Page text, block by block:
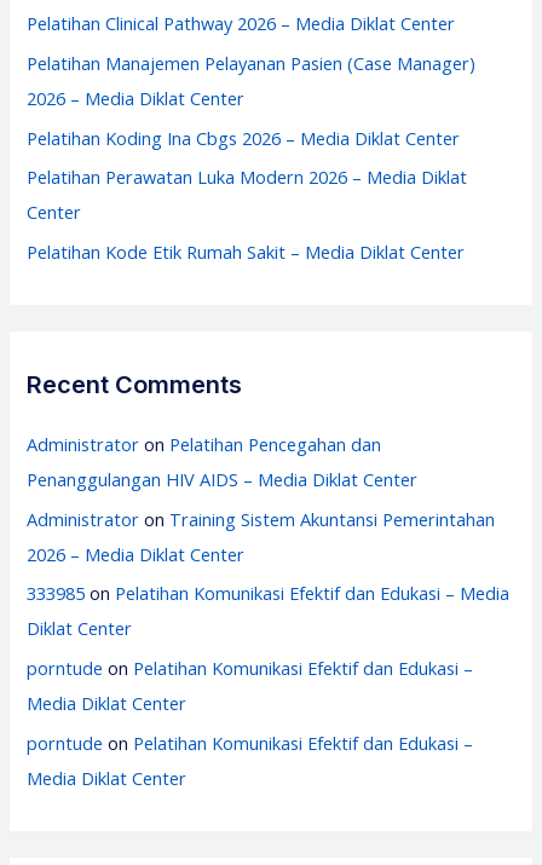
f
o
r
Pelatihan Clinical Pathway 2026 – Media Diklat Center
Pelatihan Manajemen Pelayanan Pasien (Case Manager)
2026 – Media Diklat Center
Pelatihan Koding Ina Cbgs 2026 – Media Diklat Center
Pelatihan Perawatan Luka Modern 2026 – Media Diklat
Center
Pelatihan Kode Etik Rumah Sakit – Media Diklat Center
Recent Comments
Administrator on Pelatihan Pencegahan dan
Penanggulangan HIV AIDS – Media Diklat Center
Administrator on Training Sistem Akuntansi Pemerintahan
2026 – Media Diklat Center
333985 on Pelatihan Komunikasi Efektif dan Edukasi – Media
Diklat Center
porntude on Pelatihan Komunikasi Efektif dan Edukasi –
Media Diklat Center
porntude on Pelatihan Komunikasi Efektif dan Edukasi –
Media Diklat Center